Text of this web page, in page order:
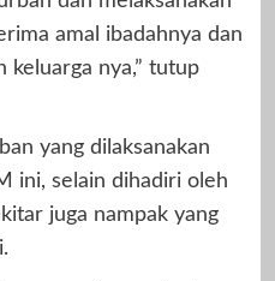
amal ibadahnya dan
keluarga nya,” tutup
yang dilaksanakan
ini, selain dihadiri oleh
juga nampak yang